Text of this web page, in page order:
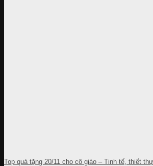
Top quà tặng 20/11 cho cô giáo – Tinh tế, thiết